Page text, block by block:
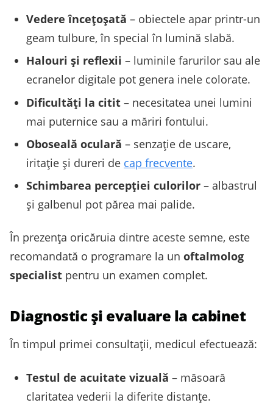
Vedere înceţoşată – obiectele apar printr-un
geam tulbure, în special în lumină slabă.
Halouri şi reflexii – luminile farurilor sau ale
ecranelor digitale pot genera inele colorate.
Dificultăţi la citit – necesitatea unei lumini
mai puternice sau a măriri fontului.
Oboseală oculară – senzaţie de uscare,
iritaţie şi dureri de cap frecvente.
Schimbarea percepţiei culorilor – albastrul
şi galbenul pot părea mai palide.
În prezenţa oricăruia dintre aceste semne, este
recomandată o programare la un oftalmolog
specialist pentru un examen complet.
Diagnostic și evaluare la cabinet
În timpul primei consultaţii, medicul efectuează:
Testul de acuitate vizuală – măsoară
claritatea vederii la diferite distanţe.